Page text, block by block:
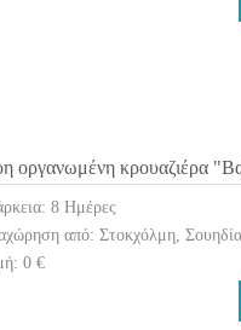
οργανωμένη κρουαζιέρα
8 Ημέρες
από: Στοκχόλμη, Σουηδία
0 €